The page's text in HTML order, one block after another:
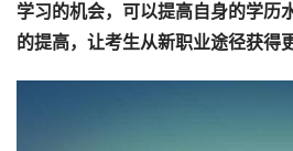
学习的机会，可以提高自身的学历
的提高，让考生从新职业途径获得